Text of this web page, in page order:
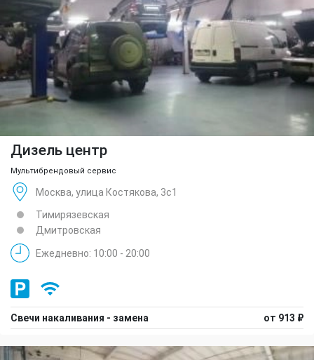
Дизель центр
Мультибрендовый сервис
Москва, улица Костякова, 3с1
Тимирязевская
Дмитровская
Ежедневно: 10:00 - 20:00
Свечи накаливания - замена от 913 ₽